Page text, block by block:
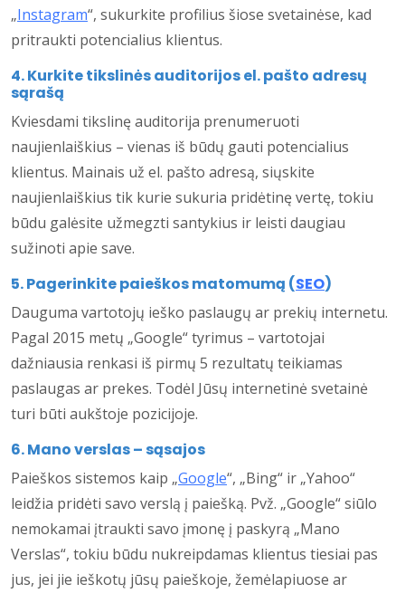
„Instagram“, sukurkite profilius šiose svetainėse, kad
pritraukti potencialius klientus.
4. Kurkite tikslinės auditorijos el. pašto adresų
sąrašą
Kviesdami tikslinę auditorija prenumeruoti
naujienlaiškius – vienas iš būdų gauti potencialius
klientus. Mainais už el. pašto adresą, siųskite
naujienlaiškius tik kurie sukuria pridėtinę vertę, tokiu
būdu galėsite užmegzti santykius ir leisti daugiau
sužinoti apie save.
5. Pagerinkite paieškos matomumą (SEO)
Dauguma vartotojų ieško paslaugų ar prekių internetu.
Pagal 2015 metų „Google“ tyrimus – vartotojai
dažniausia renkasi iš pirmų 5 rezultatų teikiamas
paslaugas ar prekes. Todėl Jūsų internetinė svetainė
turi būti aukštoje pozicijoje.
6. Mano verslas – sąsajos
Paieškos sistemos kaip „Google“, „Bing“ ir „Yahoo“
leidžia pridėti savo verslą į paiešką. Pvž. „Google“ siūlo
nemokamai įtraukti savo įmonę į paskyrą „Mano
Verslas“, tokiu būdu nukreipdamas klientus tiesiai pas
jus, jei jie ieškotų jūsų paieškoje, žemėlapiuose ar